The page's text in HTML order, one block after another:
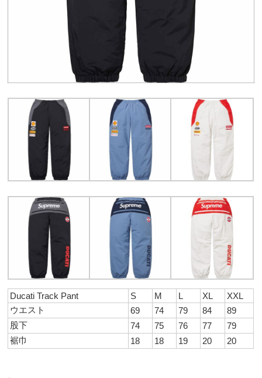
Ducati Track Pant S M L XL
XXL
ウエスト
69 74 79 84
89
股下
74 75 76 77
79
裾巾
18 18 19 20 20